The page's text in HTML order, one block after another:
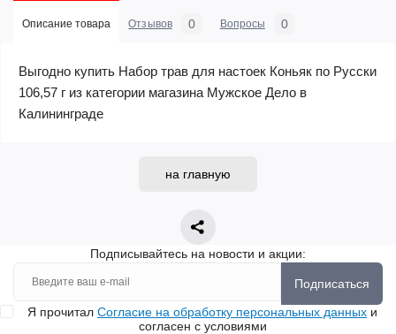
Описание товара Отзывов 0 Вопросы 0
Выгодно купить Набор трав для настоек Коньяк по Русски
106,57 г из категории магазина Мужское Дело в
Калининграде
на главную
Подписывайтесь на новости и акции:
Подписаться
Я прочитал Согласие на обработку персональных данных и
согласен с условиями